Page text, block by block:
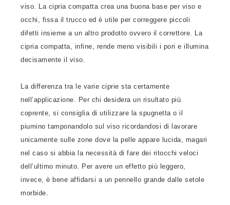
viso. La cipria compatta crea una buona base per viso e
occhi, fissa il trucco ed è utile per correggere piccoli
difetti insieme a un altro prodotto ovvero il correttore. La
cipria compatta, infine, rende meno visibili i pori e illumina
decisamente il viso.
La differenza tra le varie ciprie sta certamente
nell’applicazione. Per chi desidera un risultato più
coprente, si consiglia di utilizzare la spugnetta o il
piumino tamponandolo sul viso ricordandosi di lavorare
unicamente sulle zone dove la pelle appare lucida, magari
nel caso si abbia la necessità di fare dei ritocchi veloci
dell’ultimo minuto. Per avere un effetto più leggero,
invece, è bene affidarsi a un pennello grande dalle setole
morbide.